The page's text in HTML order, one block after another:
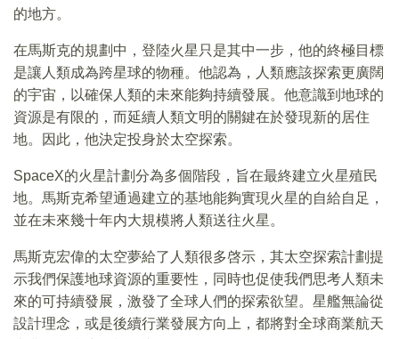
的地方。
在馬斯克的規劃中，登陸火星只是其中一步，他的終極目標
是讓人類成為跨星球的物種。他認為，人類應該探索更廣闊
的宇宙，以確保人類的未來能夠持續發展。他意識到地球的
資源是有限的，而延續人類文明的關鍵在於發現新的居住
地。因此，他決定投身於太空探索。
SpaceX的火星計劃分為多個階段，旨在最終建立火星殖民
地。馬斯克希望通過建立的基地能夠實現火星的自給自足，
並在未來幾十年内大規模將人類送往火星。
馬斯克宏偉的太空夢給了人類很多啓示，其太空探索計劃提
示我們保護地球資源的重要性，同時也促使我們思考人類未
來的可持續發展，激發了全球人們的探索欲望。星艦無論從
設計理念，或是後續行業發展方向上，都將對全球商業航天